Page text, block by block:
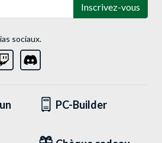
Inscrivez-vous
sociaux.
PC-Builder